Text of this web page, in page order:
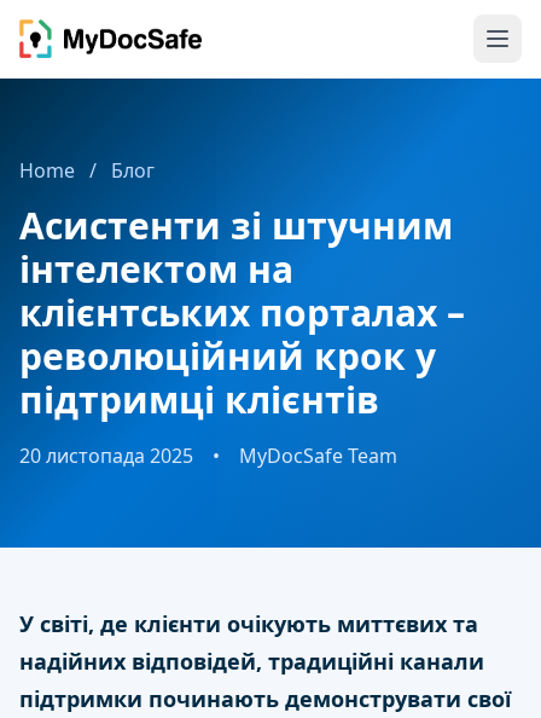
Home / Блог
Асистенти зі штучним
інтелектом на
клієнтських порталах –
революційний крок у
підтримці клієнтів
20 листопада 2025 • MyDocSafe Team
У світі, де клієнти очікують миттєвих та
надійних відповідей, традиційні канали
підтримки починають демонструвати свої